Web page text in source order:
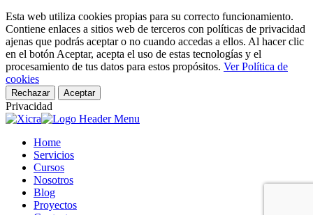
Esta web utiliza cookies propias para su correcto funcionamiento.
Contiene enlaces a sitios web de terceros con políticas de privacidad
ajenas que podrás aceptar o no cuando accedas a ellos. Al hacer clic
en el botón Aceptar, acepta el uso de estas tecnologías y el
procesamiento de tus datos para estos propósitos. Ver Política de
cookies
Rechazar Aceptar
Privacidad
Home
Servicios
Cursos
Nosotros
Blog
Proyectos